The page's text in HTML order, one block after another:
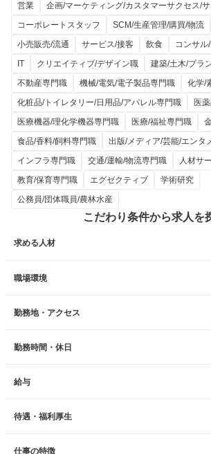
営業
企画/マーケティング/カスタマーサクセス/サ
コーポレートスタッフ
SCM/生産管理/購買/物流
小売販売/流通
サービス/接客 飲食
コンサル
IT
クリエイティブ/デザイン職
建築/土木/プラ
不動産専門職
機械/電気/電子製品専門職
化学/
化粧品/トイレタリー/日用品/アパレル専門職
医
医療機器/理化学機器専門職
医療/福祉専門職
食品/香料/飼料専門職
出版/メディア/芸能/エンタ
インフラ専門職
交通/運輸/物流専門職
人材サ
教育/保育専門職
エグゼクティブ
学術研究
公務員/団体職員/農林水産
こだわり条件から求人を
求める人材
職場環境
勤務地・アクセス
勤務時間・休日
給与
待遇・福利厚生
仕事の特徴